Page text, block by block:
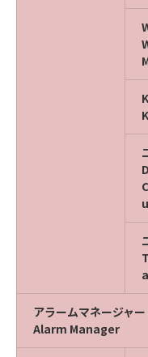
アラームマネージャー
Alarm Manager